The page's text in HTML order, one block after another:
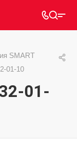
SMART
01-10
01-